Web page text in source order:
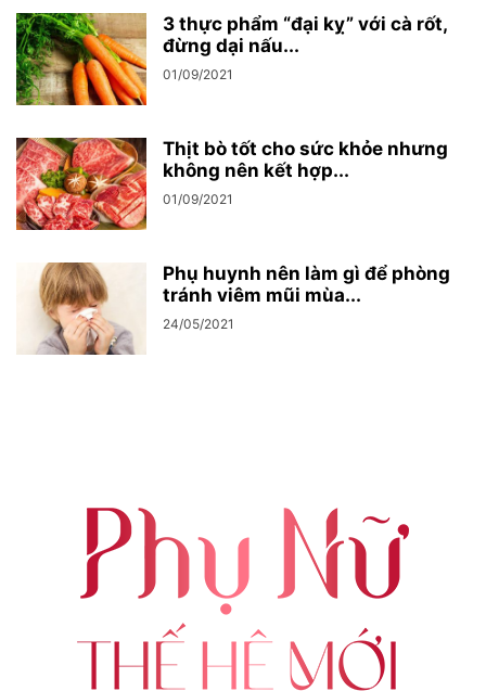
3 thực phẩm “đại kỵ” với cà rốt,
đừng dại nấu...
01/09/2021
Thịt bò tốt cho sức khỏe nhưng
không nên kết hợp...
01/09/2021
Phụ huynh nên làm gì để phòng
tránh viêm mũi mùa...
24/05/2021